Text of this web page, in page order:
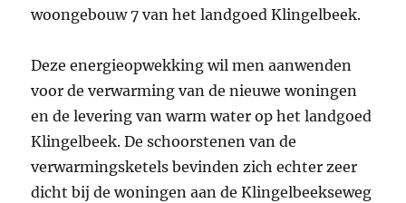
woongebouw 7 van het landgoed Klingelbeek.
Deze energieopwekking wil men aanwenden
voor de verwarming van de nieuwe woningen
en de levering van warm water op het landgoed
Klingelbeek. De schoorstenen van de
verwarmingsketels bevinden zich echter zeer
dicht bij de woningen aan de Klingelbeekseweg